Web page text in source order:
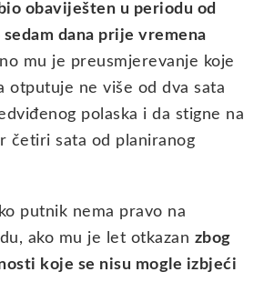
obaviješten u periodu od
dana prije vremena
mu je preusmjerevanje koje
otputuje ne više od dva sata
polaska i da stigne na
četiri sata od planiranog
putnik nema pravo na
ako mu je let otkazan zbog
koje se nisu mogle izbjeći